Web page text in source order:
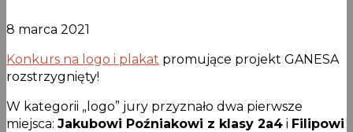
8 marca 2021
Konkurs na logo i plakat promujące projekt GANESA
rozstrzygnięty!
W kategorii „logo” jury przyznało dwa pierwsze
miejsca: Jakubowi Poźniakowi z klasy 2a4 i Filipowi